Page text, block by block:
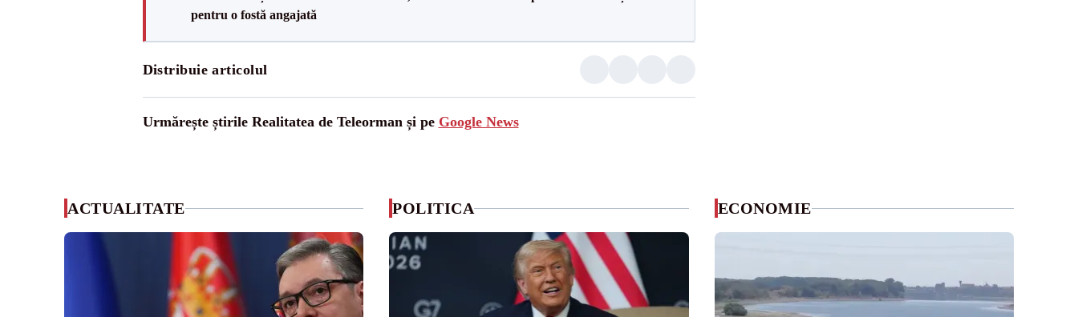
pentru o fostă angajată
Distribuie articolul
Urmărește știrile Realitatea de Teleorman și pe Google News
ACTUALITATE POLITICA ECONOMIE